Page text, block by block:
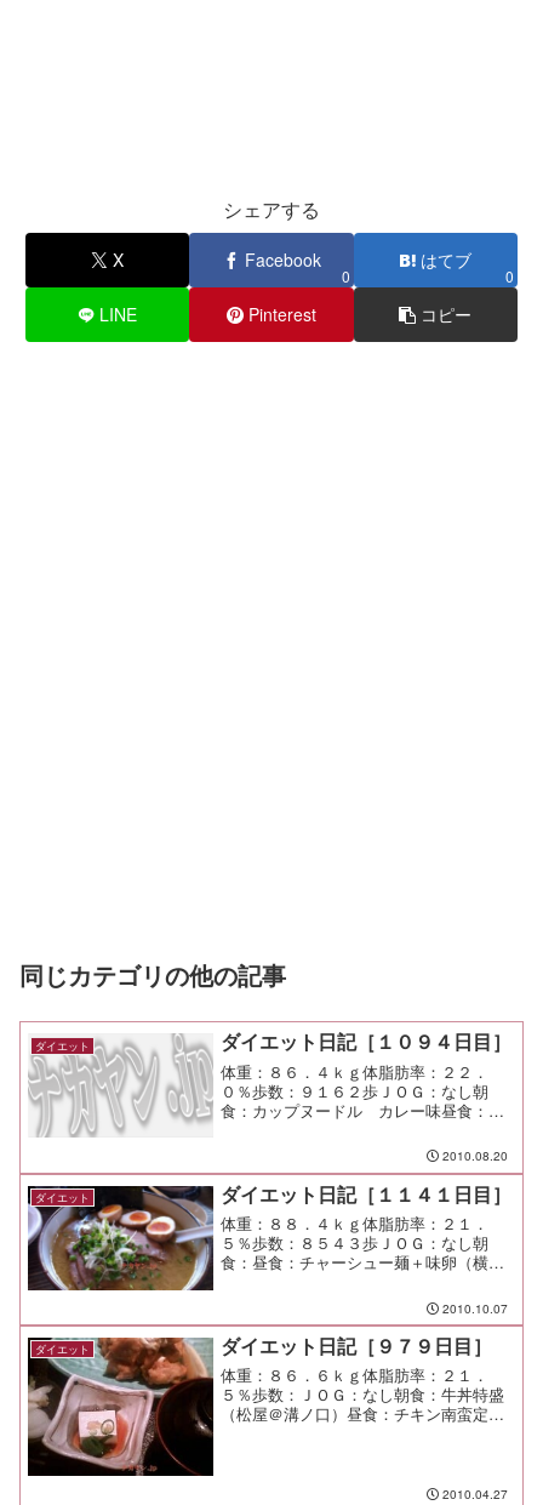
シェアする
X Facebook
0
はてブ
0
LINE Pinterest コピー
同じカテゴリの他の記事
ダイエット ダイエット日記［１０９４日目］
体重：８６．４ｋｇ体脂肪率：２２．
０％歩数：９１６２歩ＪＯＧ：なし朝
食：カップヌードル カレー味昼食：か
尾）￥５００夕食：ちょっと一杯間食：
メモ：まだまだ頭を使い切れていないこ
とを実感。 しっかり整理する...
2010.08.20
ダイエット ダイエット日記［１１４１日目］
体重：８８．４ｋｇ体脂肪率：２１．
５％歩数：８５４３歩ＪＯＧ：なし朝
食：昼食：チャーシュー麺＋味卵（横濱
味卵も残念な感じ。 普段のチャーシュ
ーはもっとジューシーで美味しかった
し、味卵は表面が乾いているじゃ...
2010.10.07
ダイエット ダイエット日記［９７９日目］
体重：８６．６ｋｇ体脂肪率：２１．
５％歩数：ＪＯＧ：なし朝食：牛丼特盛
（松屋＠溝ノ口）昼食：チキン南蛮定食
2010.04.27